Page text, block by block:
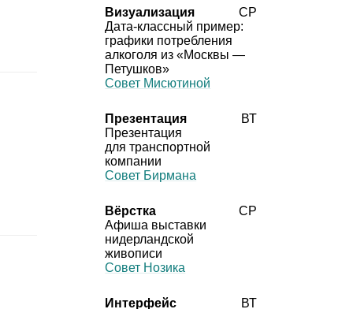
Визуализация
Дата‑классный пример:
графики потребления
алкоголя из «Москвы —
Петушков»
Совет Мисютиной
СР
Презентация
Презентация
для транспортной
компании
Совет Бирмана
ВТ
Вёрстка
Афиша выставки
нидерландской
живописи
Совет Нозика
СР
Интерфейс
ВТ